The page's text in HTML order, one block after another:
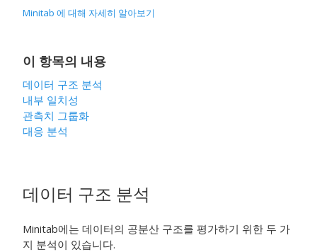
Minitab 에 대해 자세히 알아보기
이 항목의 내용
데이터 구조 분석
내부 일치성
관측치 그룹화
대응 분석
데이터 구조 분석
Minitab에는 데이터의 공분산 구조를 평가하기 위한 두 가
지 분석이 있습니다.